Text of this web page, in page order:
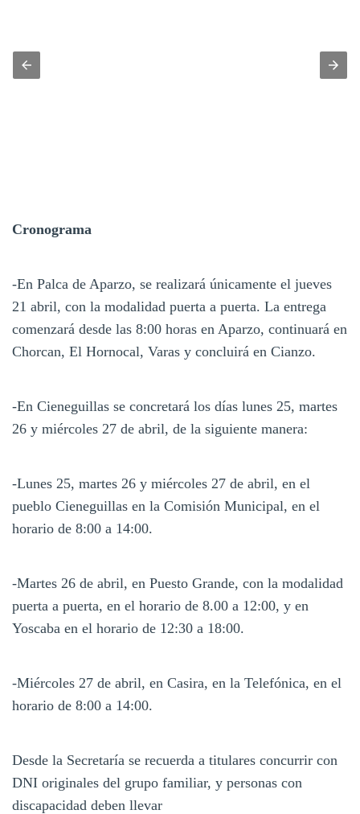
Cronograma
-En Palca de Aparzo, se realizará únicamente el jueves
21 abril, con la modalidad puerta a puerta. La entrega
comenzará desde las 8:00 horas en Aparzo, continuará en
Chorcan, El Hornocal, Varas y concluirá en Cianzo.
-En Cieneguillas se concretará los días lunes 25, martes
26 y miércoles 27 de abril, de la siguiente manera:
-Lunes 25, martes 26 y miércoles 27 de abril, en el
pueblo Cieneguillas en la Comisión Municipal, en el
horario de 8:00 a 14:00.
-Martes 26 de abril, en Puesto Grande, con la modalidad
puerta a puerta, en el horario de 8.00 a 12:00, y en
Yoscaba en el horario de 12:30 a 18:00.
-Miércoles 27 de abril, en Casira, en la Telefónica, en el
horario de 8:00 a 14:00.
Desde la Secretaría se recuerda a titulares concurrir con
DNI originales del grupo familiar, y personas con
discapacidad deben llevar